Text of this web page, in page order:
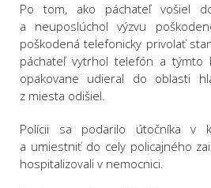
Po tom, ako páchateľ vošiel
a neuposlúchol výzvu
poškodená telefonicky privolať
páchateľ vytrhol telefón a týmto
opakovane udieral do oblasti
z miesta odišiel.
Polícii sa podarilo útočníka v
a umiestniť do cely policajného
hospitalizovali v nemocnici.